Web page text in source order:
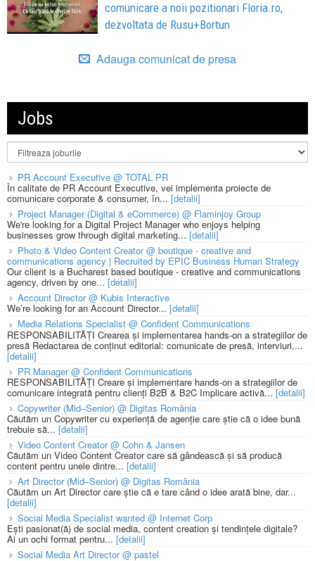
comunicare a noii pozitionari Floria.ro,
dezvoltata de Rusu+Bortun
Adauga comunicat de presa
Jobs
PR Account Executive @ TOTAL PR
În calitate de PR Account Executive, vei implementa proiecte de
comunicare corporate & consumer, în... [detalii]
Project Manager (Digital & eCommerce) @ Flaminjoy Group
We're looking for a Digital Project Manager who enjoys helping
businesses grow through digital marketing... [detalii]
Photo & Video Content Creator @ boutique - creative and
communications agency | Recruited by EPIC Business Human Strategy
Our client is a Bucharest based boutique - creative and communications
agency, driven by one... [detalii]
Account Director @ Kubis Interactive
We’re looking for an Account Director... [detalii]
Media Relations Specialist @ Confident Communications
RESPONSABILITĂȚI Crearea și implementarea hands-on a strategiilor de
presă Redactarea de conținut editorial: comunicate de presă, interviuri,...
[detalii]
PR Manager @ Confident Communications
RESPONSABILITĂȚI Creare și implementare hands-on a strategiilor de
comunicare integrată pentru clienți B2B & B2C Implicare activă... [detalii]
Copywriter (Mid–Senior) @ Digitas România
Căutăm un Copywriter cu experiență de agenție care știe că o idee bună
trebuie să... [detalii]
Video Content Creator @ Cohn & Jansen
Căutăm un Video Content Creator care să gândească și să producă
content pentru unele dintre... [detalii]
Art Director (Mid–Senior) @ Digitas România
Căutăm un Art Director care știe că e tare când o idee arată bine, dar...
[detalii]
Social Media Specialist wanted @ Internet Corp
Ești pasionat(ă) de social media, content creation și tendințele digitale?
Ai un ochi format pentru... [detalii]
Social Media Art Director @ pastel